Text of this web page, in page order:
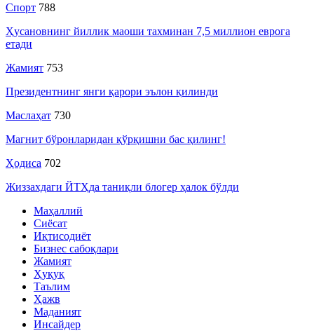
Спорт 788
Ҳусановнинг йиллик маоши тахминан 7,5 миллион еврога
етади
Жамият 753
Президентнинг янги қарори эълон қилинди
Маслаҳат 730
Магнит бўронларидан қўрқишни бас қилинг!
Ҳодиса 702
Жиззахдаги ЙТҲда таниқли блогер ҳалок бўлди
Маҳаллий
Сиёсат
Иқтисодиёт
Бизнес сабоқлари
Жамият
Ҳуқуқ
Таълим
Ҳажв
Маданият
Инсайдер